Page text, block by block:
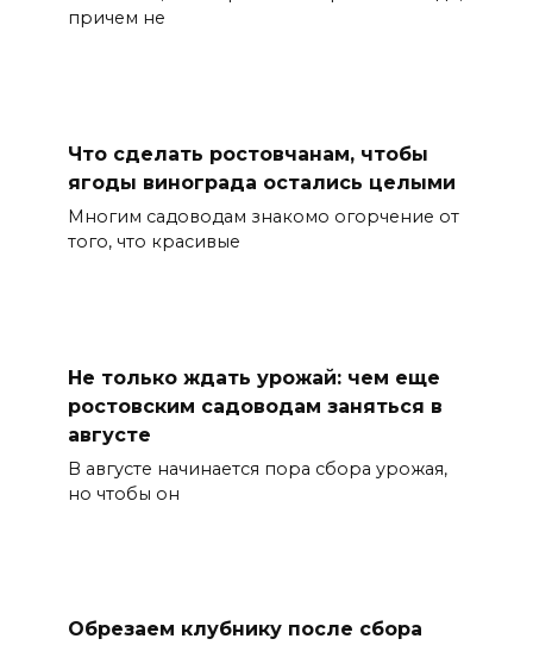
причем не
Что сделать ростовчанам, чтобы
ягоды винограда остались целыми
Многим садоводам знакомо огорчение от
того, что красивые
Не только ждать урожай: чем еще
ростовским садоводам заняться в
августе
В августе начинается пора сбора урожая,
но чтобы он
Обрезаем клубнику после сбора